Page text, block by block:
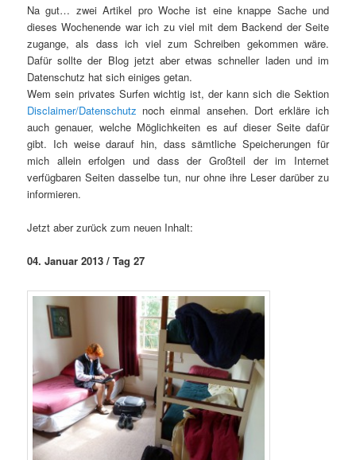
Na gut… zwei Artikel pro Woche ist eine knappe Sache und
dieses Wochenende war ich zu viel mit dem Backend der Seite
zugange, als dass ich viel zum Schreiben gekommen wäre.
Dafür sollte der Blog jetzt aber etwas schneller laden und im
Datenschutz hat sich einiges getan.
Wem sein privates Surfen wichtig ist, der kann sich die Sektion
Disclaimer/Datenschutz noch einmal ansehen. Dort erkläre ich
auch genauer, welche Möglichkeiten es auf dieser Seite dafür
gibt. Ich weise darauf hin, dass sämtliche Speicherungen für
mich allein erfolgen und dass der Großteil der im Internet
verfügbaren Seiten dasselbe tun, nur ohne ihre Leser darüber zu
informieren.
Jetzt aber zurück zum neuen Inhalt:
04. Januar 2013 / Tag 27